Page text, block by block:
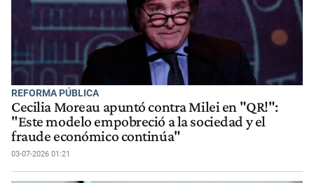
REFORMA PÚBLICA
Cecilia Moreau apuntó contra Milei en "QR!":
"Este modelo empobreció a la sociedad y el
fraude económico continúa"
03-07-2026 01:21